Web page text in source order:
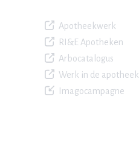
Apotheekwerk
RI&E Apotheken
Arbocatalogus
Werk in de apotheek
Imagocampagne